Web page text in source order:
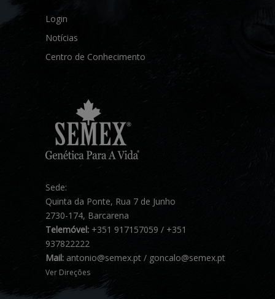
Login
Notícias
Centro de Conhecimento
Sede:
Quinta da Ponte, Rua 7 de Junho
2730-174, Barcarena
Telemóvel: +351 917157059 / +351
937822222
Mail: antonio@semex.pt / goncalo@semex.pt
Ver Direções